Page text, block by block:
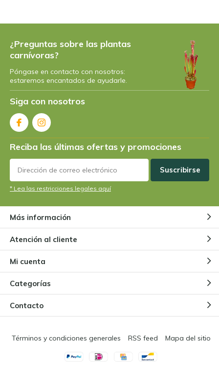
¿Preguntas sobre las plantas
carnívoras?
Póngase en contacto con nosotros:
estaremos encantados de ayudarle.
Siga con nosotros
Reciba las últimas ofertas y promociones
Suscribirse
* Lea las restricciones legales aquí
Más información
Atención al cliente
Mi cuenta
Categorías
Contacto
Términos y condiciones generales RSS feed Mapa del sitio